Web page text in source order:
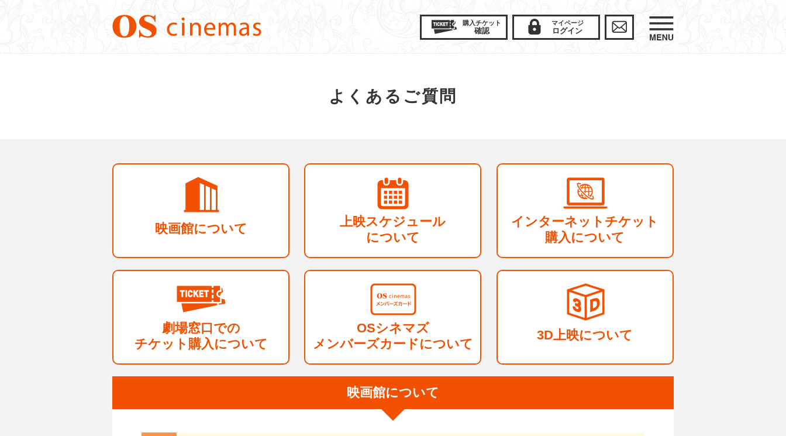
購入チケット
確認
マイページ
ログイン
よくあるご質問
映画館について
上映スケジュール
について
インターネットチケット
購入について
劇場窓口での
チケット購入について
OSシネマズ
メンバーズカードについて
3D上映について
映画館について